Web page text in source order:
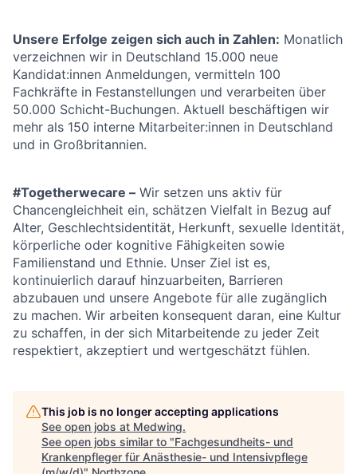
Unsere Erfolge zeigen sich auch in Zahlen: Monatlich
verzeichnen wir in Deutschland 15.000 neue
Kandidat:innen Anmeldungen, vermitteln 100
Fachkräfte in Festanstellungen und verarbeiten über
50.000 Schicht-Buchungen. Aktuell beschäftigen wir
mehr als 150 interne Mitarbeiter:innen in Deutschland
und in Großbritannien.
#Togetherwecare – Wir setzen uns aktiv für
Chancengleichheit ein, schätzen Vielfalt in Bezug auf
Alter, Geschlechtsidentität, Herkunft, sexuelle Identität,
körperliche oder kognitive Fähigkeiten sowie
Familienstand und Ethnie. Unser Ziel ist es,
kontinuierlich darauf hinzuarbeiten, Barrieren
abzubauen und unsere Angebote für alle zugänglich
zu machen. Wir arbeiten konsequent daran, eine Kultur
zu schaffen, in der sich Mitarbeitende zu jeder Zeit
respektiert, akzeptiert und wertgeschätzt fühlen.
This job is no longer accepting applications
See open jobs at Medwing.
See open jobs similar to "Fachgesundheits- und
Krankenpfleger für Anästhesie- und Intensivpflege